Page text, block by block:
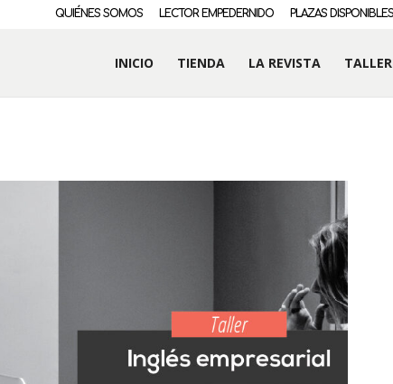
QUIÉNES SOMOS LECTOR EMPEDERNIDO PLAZAS DISPONIBLES
INICIO TIENDA LA REVISTA